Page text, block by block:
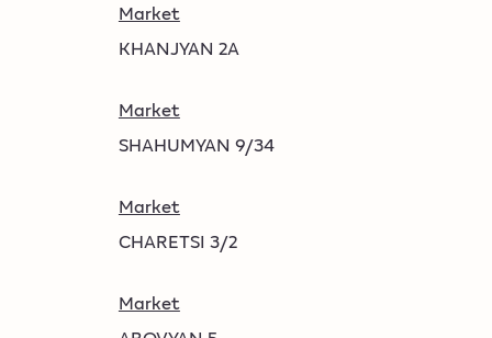
Market
KHANJYAN 2A
Market
SHAHUMYAN 9/34
Market
CHARETSI 3/2
Market